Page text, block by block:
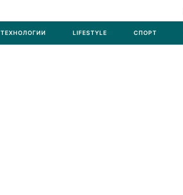
ТЕХНОЛОГИИ LIFESTYLE СПОРТ